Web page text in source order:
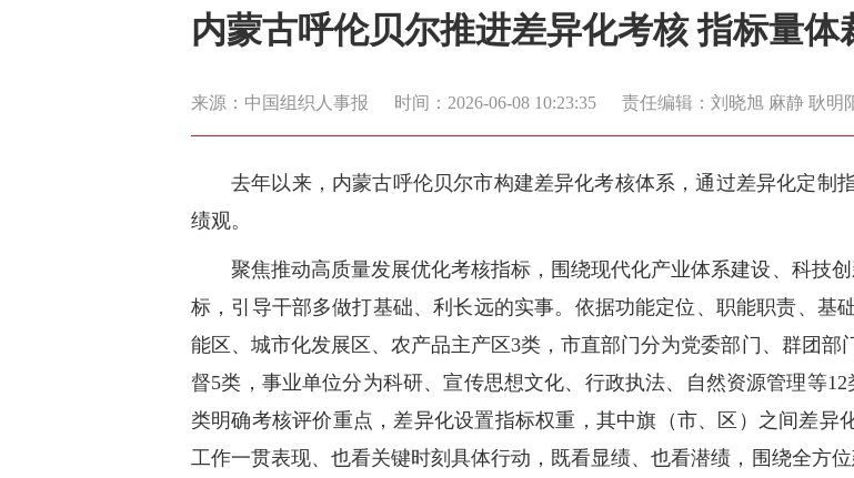
内蒙古呼伦贝尔推进差异化考核 指标量体
来源：中国组织人事报 时间：2026-06-08 10:23:35 责任编辑：刘晓旭 麻静 耿明
去年以来，内蒙古呼伦贝尔市构建差异化考核体系，通过差异化定制
绩观。
聚焦推动高质量发展优化考核指标，围绕现代化产业体系建设、科技
标，引导干部多做打基础、利长远的实事。依据功能定位、职能职责、基
能区、城市化发展区、农产品主产区3类，市直部门分为党委部门、群团
督5类，事业单位分为科研、宣传思想文化、行政执法、自然资源管理等
类明确考核评价重点，差异化设置指标权重，其中旗（市、区）之间差异
工作一贯表现、也看关键时刻具体行动，既看显绩、也看潜绩，围绕全方